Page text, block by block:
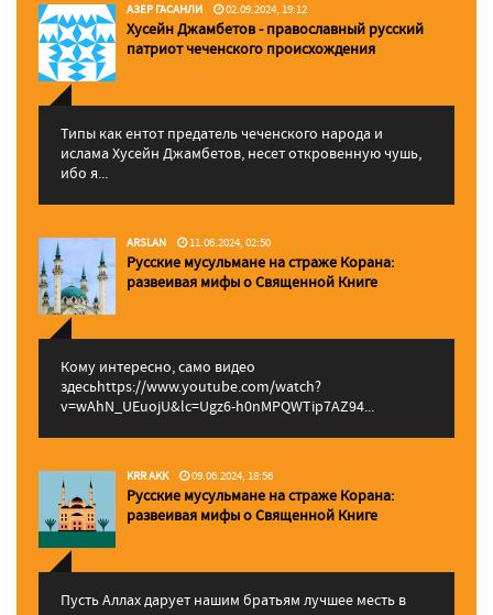
АЗЕР ГАСАНЛИ 02.09.2024, 19:12
Хусейн Джамбетов - православный русский
патриот чеченского происхождения
Типы как ентот предатель чеченского народа и
ислама Хусейн Джамбетов, несет откровенную чушь,
ибо я...
ARSLAN 11.06.2024, 02:50
Русские мусульмане на страже Корана:
pазвеивая мифы о Священной Книге
Кому интересно, само видео
здесьhttps://www.youtube.com/watch?
v=wAhN_UEuojU&lc=Ugz6-h0nMPQWTip7AZ94...
KRR AKK 09.06.2024, 18:56
Русские мусульмане на страже Корана:
pазвеивая мифы о Священной Книге
Пусть Аллах дарует нашим братьям лучшее месть в